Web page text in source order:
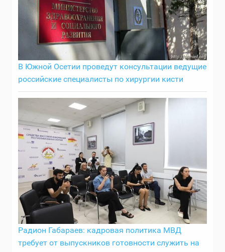
В Южной Осетии проведут консультации ведущие
российские специалисты по хирургии кисти
Радион Габараев: кадровая политика МВД
требует от выпускников готовности служить на